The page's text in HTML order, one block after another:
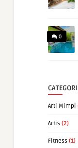
0
Arti Mimpi
Artis (2)
Fitness (1)